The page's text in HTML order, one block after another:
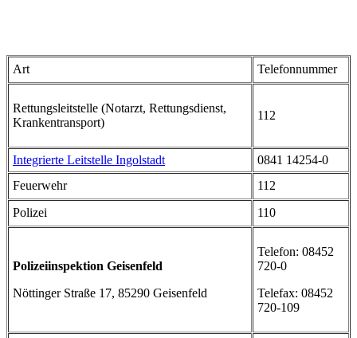
Art Telefonnummer
Rettungsleitstelle (Notarzt, Rettungsdienst,
Krankentransport)
112
Integrierte Leitstelle Ingolstadt
0841 14254-0
Feuerwehr
112
Polizei
110
Polizeiinspektion Geisenfeld
Nöttinger Straße 17, 85290 Geisenfeld
Telefon: 08452
720-0
Telefax: 08452
720-109